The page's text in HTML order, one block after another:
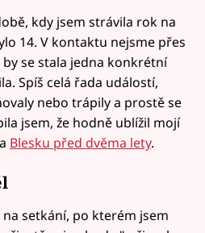
kdy jsem strávila rok na
14. V kontaktu nejsme přes
se stala jedna konkrétní
Spíš celá řada událostí,
nebo trápily a prostě se
jsem, že hodně ublížil mojí
Blesku před dvěma lety.
setkání, po kterém jsem